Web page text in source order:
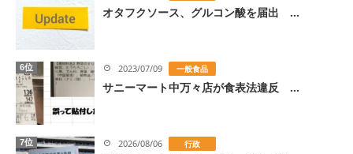
オタフクソース、グルコン酸を届出 ...
6位 2023/07/09 一般食品
サニーマート中万々店が食表法違反 ...
7位 2026/08/06 行政